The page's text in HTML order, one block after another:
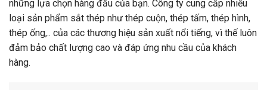
những lựa chọn hàng đầu của bạn. Công ty cung cấp nhiều
loại sản phẩm sắt thép như thép cuộn, thép tấm, thép hình,
thép ống,.. của các thương hiệu sản xuất nổi tiếng, vì thế luôn
đảm bảo chất lượng cao và đáp ứng nhu cầu của khách
hàng.